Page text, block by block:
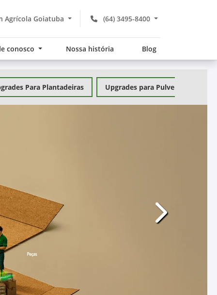
(64) 3495-8400
Agrícola Goiatuba
conosco Nossa história Blog
Para Plantadeiras Upgrades para Pulverizadores